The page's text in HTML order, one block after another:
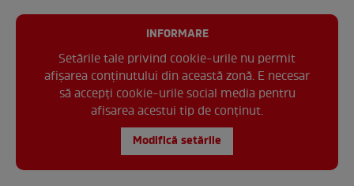
INFORMARE
Setările tale privind cookie-urile nu permit
afișarea conținutului din această zonă. E necesar
să accepți cookie-urile social media pentru
afisarea acestui tip de conținut.
Modifică setările